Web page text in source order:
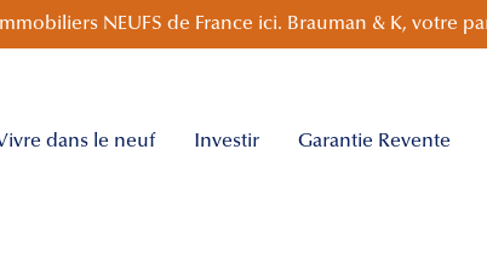
NEUFS de France ici. Brauman & K, votre
dans le neuf Investir Garantie Revente